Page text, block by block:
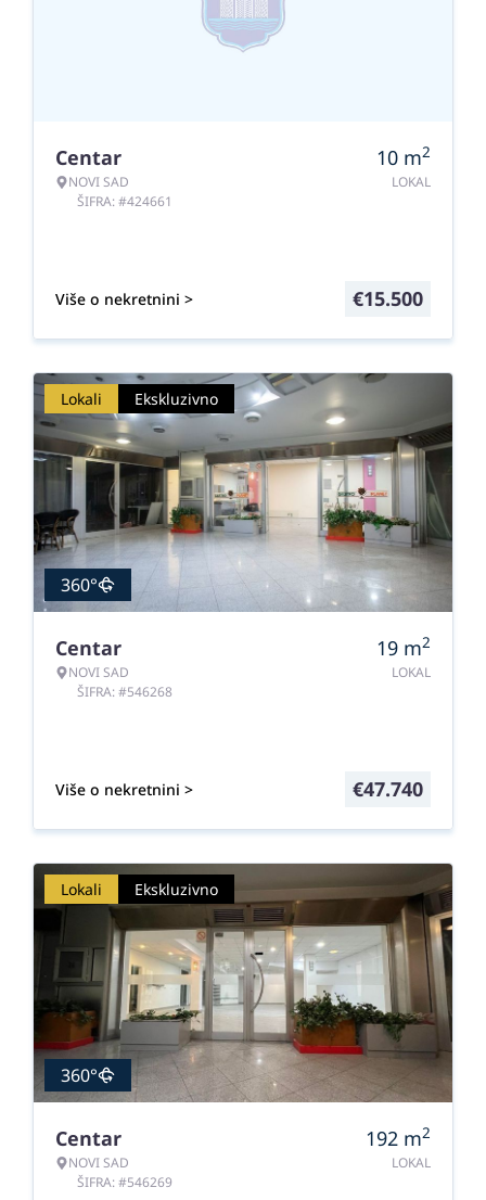
Centar
NOVI SAD
ŠIFRA: #424661
10 m2
LOKAL
Više o nekretnini > €15.500
Lokali Ekskluzivno
360°
Centar
NOVI SAD
ŠIFRA: #546268
19 m2
LOKAL
Više o nekretnini > €47.740
Lokali Ekskluzivno
360°
Centar
NOVI SAD
ŠIFRA: #546269
192 m2
LOKAL